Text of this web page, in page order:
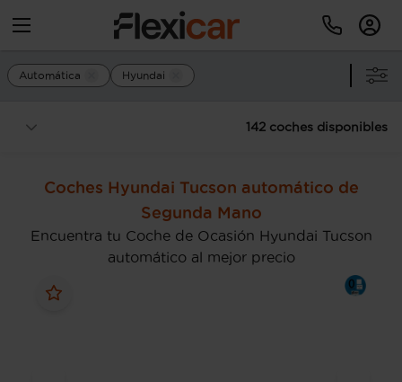
Automática Hyundai
142 coches disponibles
Coches Hyundai Tucson automático de
Segunda Mano
Encuentra tu Coche de Ocasión Hyundai Tucson
automático al mejor precio